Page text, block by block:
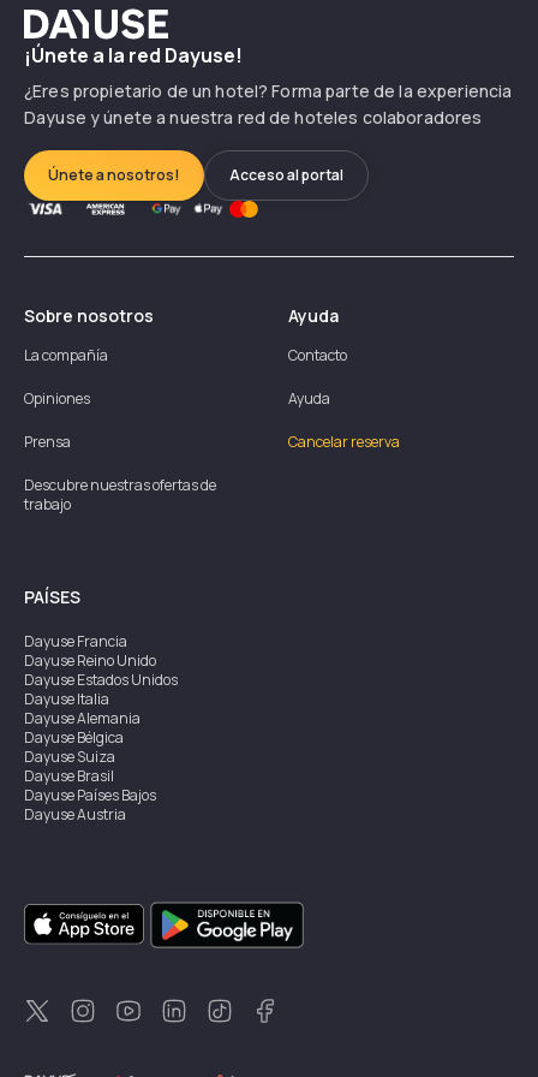
Dayuse
¡Únete a la red Dayuse!
¿Eres propietario de un hotel? Forma parte de la experiencia
Dayuse y únete a nuestra red de hoteles colaboradores
Únete a nosotros! Acceso al portal
Sobre nosotros
La compañía
Opiniones
Prensa
Descubre nuestras ofertas de
trabajo
Ayuda
Contacto
Ayuda
Cancelar reserva
PAÍSES
DayuseFrancia
DayuseReino Unido
DayuseEstados Unidos
DayuseItalia
DayuseAlemania
DayuseBélgica
DayuseSuiza
DayuseBrasil
DayusePaíses Bajos
DayuseAustria
DayuseSingapur
DayuseSuecia
DayuseTailandia
DayuseNueva Zelanda
DayuseTurquía